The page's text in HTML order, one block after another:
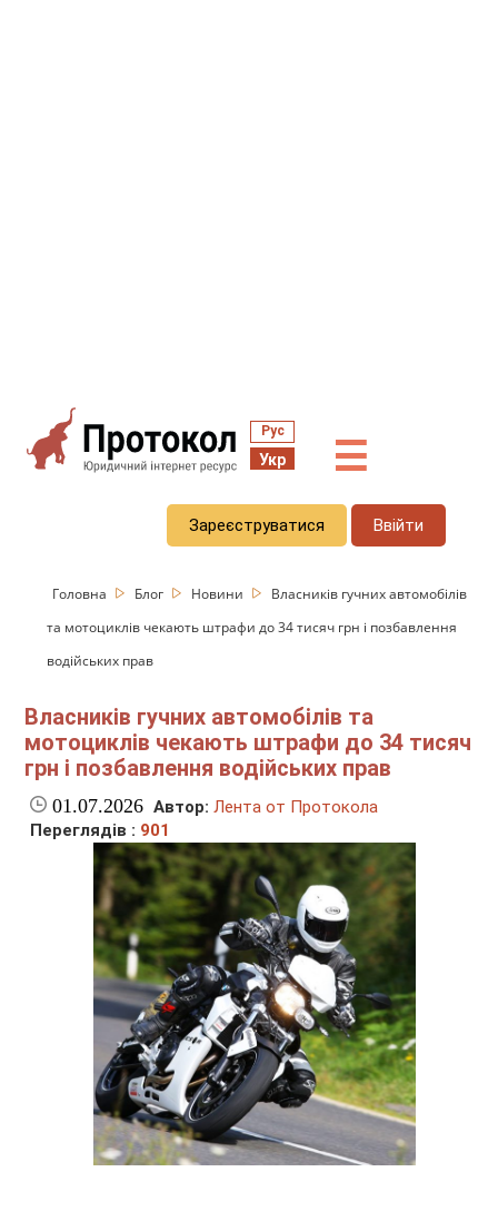
Рус
Укр ☰
Зареєструватися Ввійти
Головна Блог Новини
Власників гучних автомобілів
та мотоциклів чекають штрафи до 34 тисяч грн і позбавлення
водійських прав
Власників гучних автомобілів та
мотоциклів чекають штрафи до 34 тисяч
грн і позбавлення водійських прав
01.07.2026 Автор: Лента от Протокола
Переглядів : 901